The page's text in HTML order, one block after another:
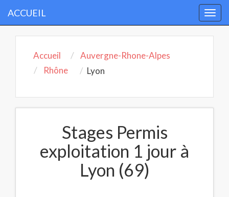
ACCUEIL
Accueil
Auvergne-Rhone-Alpes
Rhône
Lyon
Stages Permis
exploitation 1 jour à
Lyon (69)